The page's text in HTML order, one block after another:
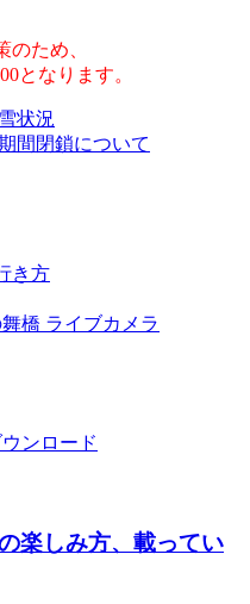
ため、
となります。
状況
間閉鎖について
ンロード
楽しみ方、載ってい